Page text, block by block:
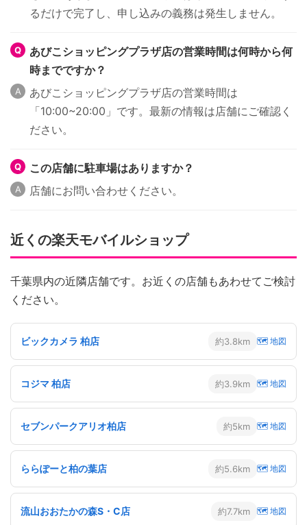
るだけで完了し、申し込みの義務は発生しません。
あびこショッピングプラザ店の営業時間は何時から何
時までですか？
あびこショッピングプラザ店の営業時間は
「10:00~20:00」です。最新の情報は店舗にご確認く
ださい。
この店舗に駐車場はありますか？
店舗にお問い合わせください。
近くの楽天モバイルショップ
千葉県内の近隣店舗です。お近くの店舗もあわせてご検討
ください。
ビックカメラ 柏店 約3.8km 🗺 地図
コジマ 柏店 約3.9km 🗺 地図
セブンパークアリオ柏店 約5km 🗺 地図
ららぽーと柏の葉店 約5.6km 🗺 地図
流山おおたかの森S・C店 約7.7km 🗺 地図